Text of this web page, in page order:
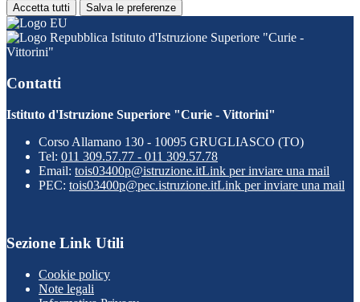
Accetta tutti Salva le preferenze
Istituto d'Istruzione Superiore "Curie -
Vittorini"
Contatti
Istituto d'Istruzione Superiore "Curie - Vittorini"
Corso Allamano 130 - 10095 GRUGLIASCO (TO)
Tel: 011 309.57.77 - 011 309.57.78
Email: tois03400p@istruzione.itLink per inviare una mail
PEC: tois03400p@pec.istruzione.itLink per inviare una mail
Sezione Link Utili
Cookie policy
Note legali